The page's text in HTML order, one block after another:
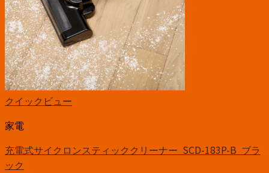
クイックビュー
家電
充電式サイクロンスティッククリーナー SCD-183P-B ブラ
ック